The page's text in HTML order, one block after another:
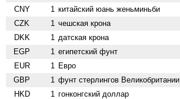
CNY 1 китайский юань женьминьби
CZK 1 чешская крона
DKK 1 датская крона
EGP 1 египетский фунт
EUR 1 Евро
GBP 1 фунт стерлингов Велико­британии
HKD 1 гонконгский доллар